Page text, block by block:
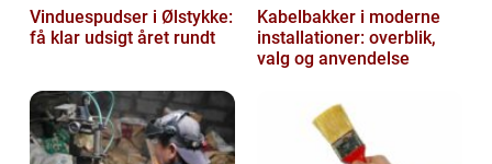
Vinduespudser i Ølstykke:
få klar udsigt året rundt
Kabelbakker i moderne
installationer: overblik,
valg og anvendelse